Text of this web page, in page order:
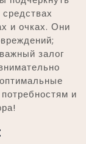
и очках. Они
залог
и